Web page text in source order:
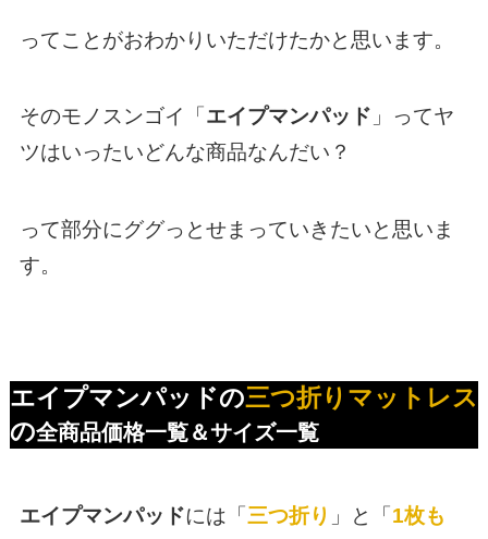
ってことがおわかりいただけたかと思います。
そのモノスンゴイ「 エイプマンパッド 」ってヤ
ツはいったいどんな商品なんだい？
って部分にググっとせまっていきたいと思いま
す。
エイプマンパッドの三つ折りマットレス
の全商品価格一覧＆サイズ一覧
エイプマンパッドには「 三つ折り 」と「 1枚も